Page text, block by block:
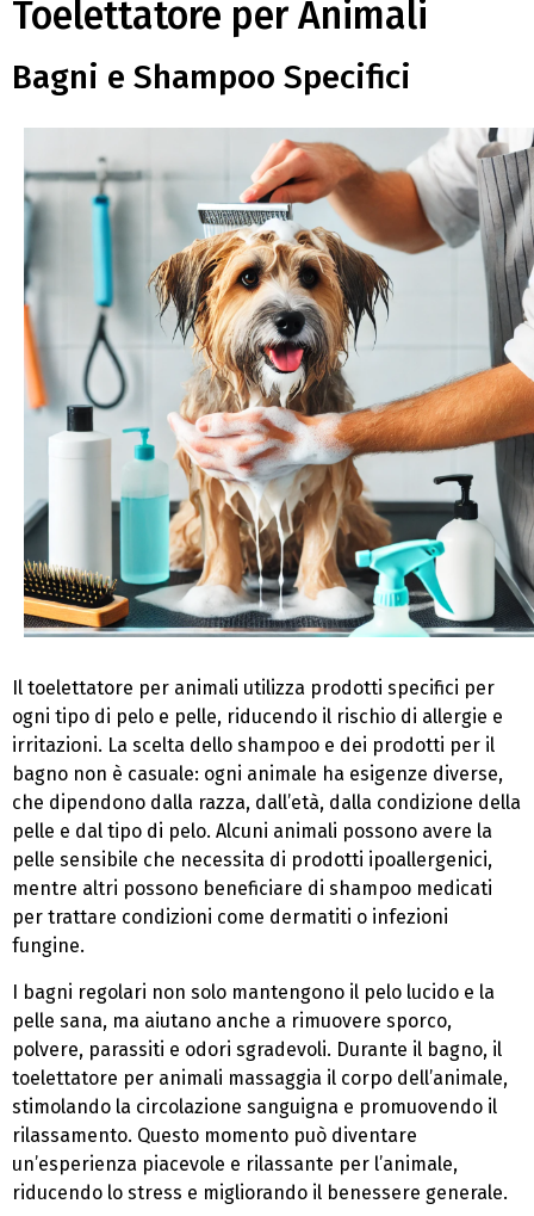
Toelettatore per Animali
Bagni e Shampoo Specifici
Il toelettatore per animali utilizza prodotti specifici per
ogni tipo di pelo e pelle, riducendo il rischio di allergie e
irritazioni. La scelta dello shampoo e dei prodotti per il
bagno non è casuale: ogni animale ha esigenze diverse,
che dipendono dalla razza, dall’età, dalla condizione della
pelle e dal tipo di pelo. Alcuni animali possono avere la
pelle sensibile che necessita di prodotti ipoallergenici,
mentre altri possono beneficiare di shampoo medicati
per trattare condizioni come dermatiti o infezioni
fungine.
I bagni regolari non solo mantengono il pelo lucido e la
pelle sana, ma aiutano anche a rimuovere sporco,
polvere, parassiti e odori sgradevoli. Durante il bagno, il
toelettatore per animali massaggia il corpo dell’animale,
stimolando la circolazione sanguigna e promuovendo il
rilassamento. Questo momento può diventare
un’esperienza piacevole e rilassante per l’animale,
riducendo lo stress e migliorando il benessere generale.